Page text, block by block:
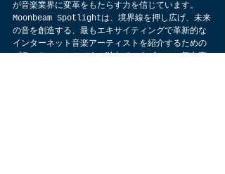
が音楽業界に変革をもたらす力を信じています。
Moonbeam Spotlightは、境界線を押し広げ、未来
の音を創造する、最もエキサイティングで革新的な
インターネット音楽アーティストを紹介するための